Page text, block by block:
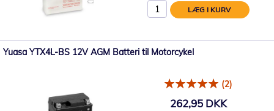
LÆG I KURV
Yuasa YTX4L-BS 12V AGM Batteri til Motorcykel
(2)
262,95 DKK